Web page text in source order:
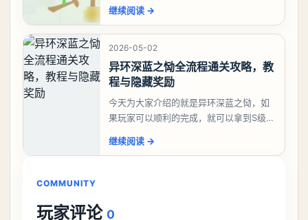
大、夫、夰、巾、中、虫、下、虾、卜、
囗、吓、卟、
继续阅读 →
2026-05-02
异环深蓝之恸全流程通关攻略，教
程与隐藏奖励
今天为大家介绍的就是异环深蓝之恸，如
果玩家可以顺利的完成，就可以拿到S级弧
比较高的，对于那些新手玩家并不建议直
继续阅读 →
COMMUNITY
玩家评论 0